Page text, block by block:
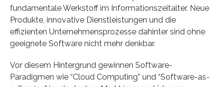
fundamentale Werkstoff im Informationszeitalter. Neue
Produkte, innovative Dienstleistungen und die
effizienten Unternehmensprozesse dahinter sind ohne
geeignete Software nicht mehr denkbar.
Vor diesem Hintergrund gewinnen Software-
Paradigmen wie “Cloud Computing” und “Software-as-